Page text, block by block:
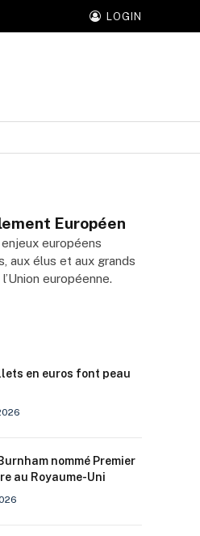
LOGIN
Européen
européens
aux élus et aux grands
européenne.
en euros font peau
nommé Premier
au Royaume-Uni